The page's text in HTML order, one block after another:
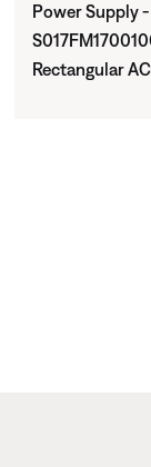
Power Supply -
Rectangular